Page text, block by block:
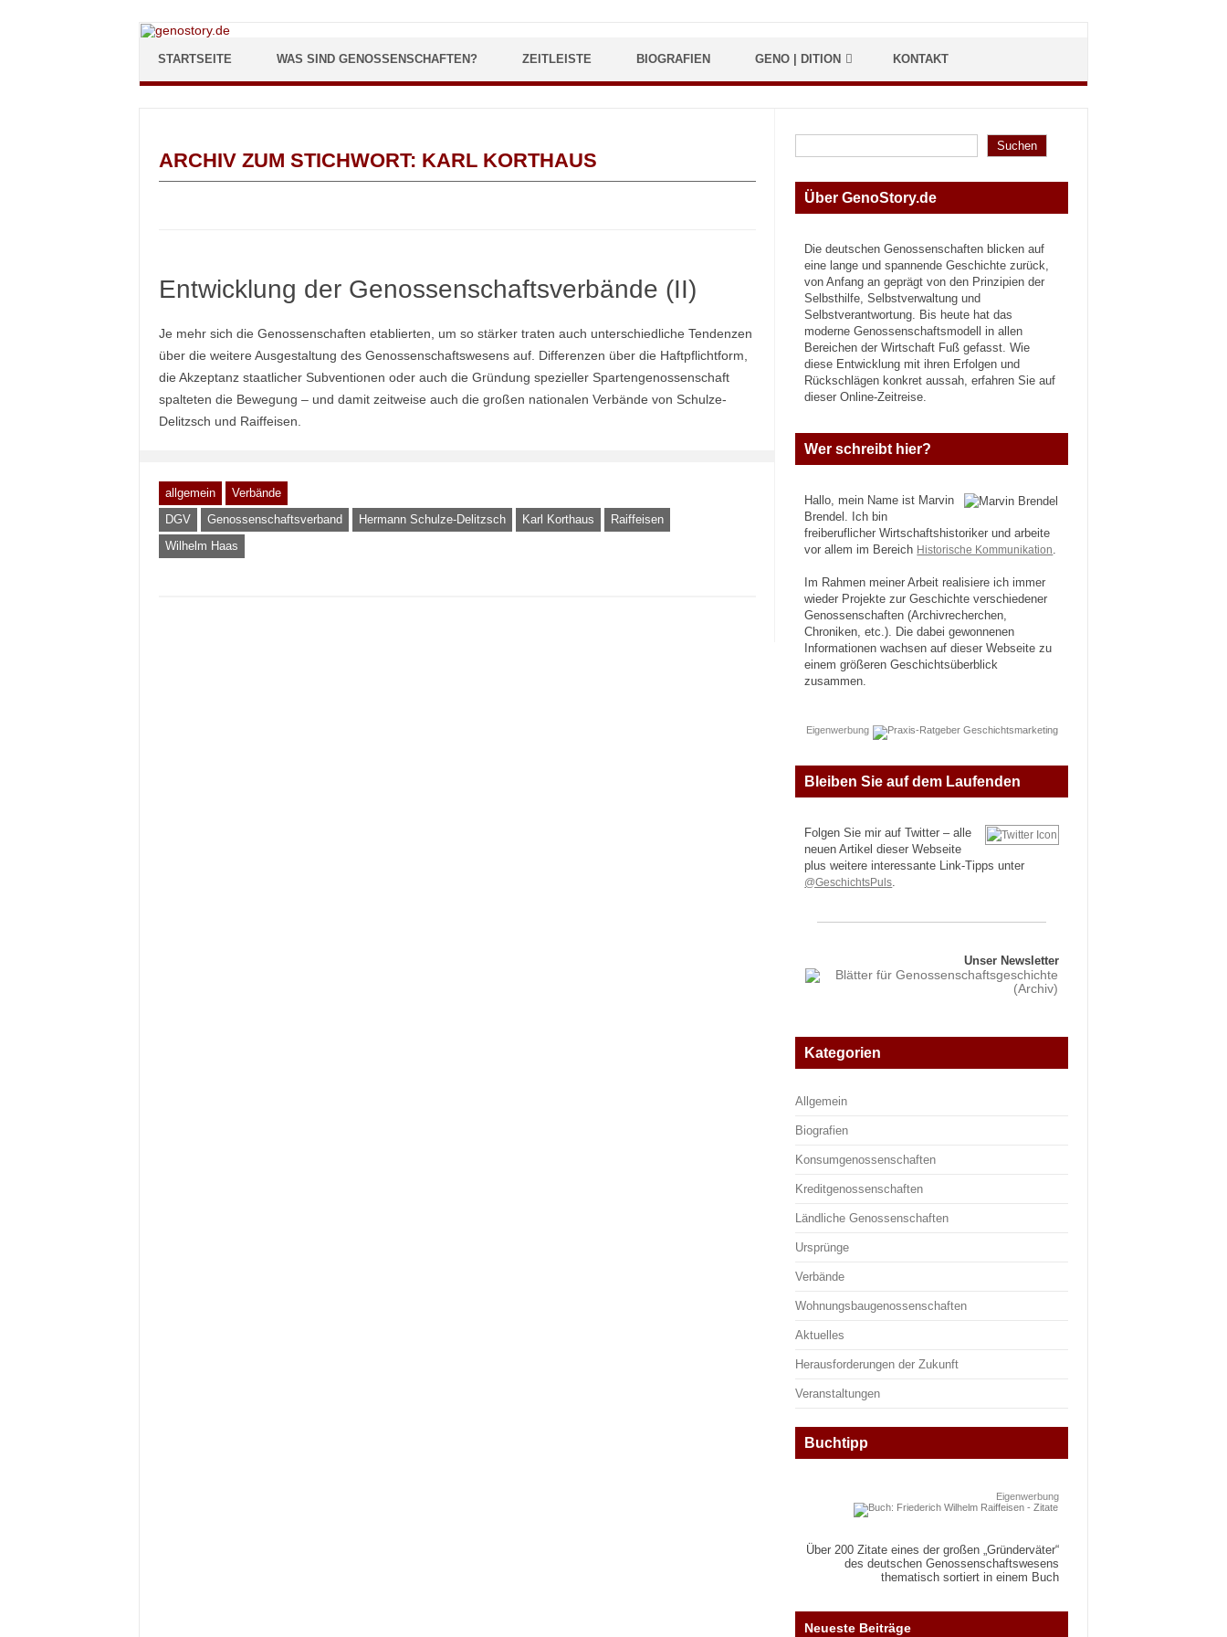
STARTSEITE WAS SIND GENOSSENSCHAFTEN? ZEITLEISTE BIOGRAFIEN GENO | DITION KONTAKT
ARCHIV ZUM STICHWORT: KARL KORTHAUS
Entwicklung der Genossenschaftsverbände (II)
Je mehr sich die Genossenschaften etablierten, um so stärker traten auch unterschiedliche Tendenzen
über die weitere Ausgestaltung des Genossenschaftswesens auf. Differenzen über die Haftpflichtform,
die Akzeptanz staatlicher Subventionen oder auch die Gründung spezieller Spartengenossenschaft
spalteten die Bewegung – und damit zeitweise auch die großen nationalen Verbände von Schulze-
Delitzsch und Raiffeisen.
allgemein
Verbände
DGV
Genossenschaftsverband Hermann Schulze-Delitzsch Karl Korthaus
Raiffeisen
Wilhelm Haas
Suchen
Suchen
Über GenoStory.de
Die deutschen Genossenschaften blicken auf
eine lange und spannende Geschichte zurück,
von Anfang an geprägt von den Prinzipien der
Selbsthilfe, Selbstverwaltung und
Selbstverantwortung. Bis heute hat das
moderne Genossenschaftsmodell in allen
Bereichen der Wirtschaft Fuß gefasst. Wie
diese Entwicklung mit ihren Erfolgen und
Rückschlägen konkret aussah, erfahren Sie auf
dieser Online-Zeitreise.
Wer schreibt hier?
Hallo, mein Name ist Marvin
Brendel. Ich bin
freiberuflicher Wirtschaftshistoriker und arbeite
vor allem im Bereich Historische Kommunikation
Im Rahmen meiner Arbeit realisiere ich immer
wieder Projekte zur Geschichte verschiedener
Genossenschaften (Archivrecherchen,
Chroniken, etc.). Die dabei gewonnenen
Informationen wachsen auf dieser Webseite zu
einem größeren Geschichtsüberblick
zusammen.
Eigenwerbung
Bleiben Sie auf dem Laufenden
Folgen Sie mir auf Twitter – alle
neuen Artikel dieser Webseite
plus weitere interessante Link-Tipps unter
@GeschichtsPuls
Unser Newsletter
Kategorien
Allgemein
Biografien
Konsumgenossenschaften
Kreditgenossenschaften
Ländliche Genossenschaften
Ursprünge
Verbände
Wohnungsbaugenossenschaften
Aktuelles
Herausforderungen der Zukunft
Veranstaltungen
Buchtipp
Eigenwerbung
Über 200 Zitate eines der großen „Gründerväter“
des deutschen Genossenschaftswesens
thematisch sortiert in einem Buch
Neueste Beiträge